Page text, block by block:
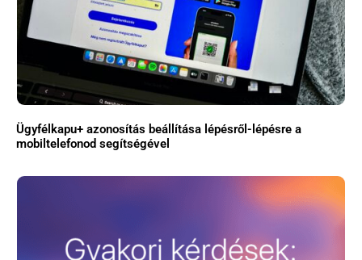
Ügyfélkapu+ azonosítás beállítása lépésről-lépésre a
mobiltelefonod segítségével